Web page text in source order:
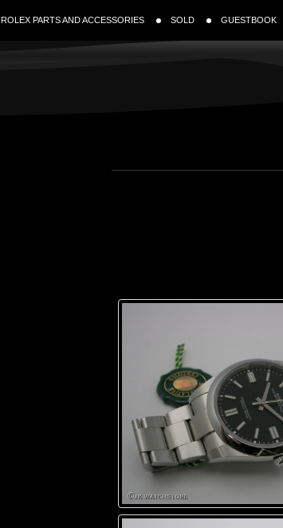
ROLEX PARTS AND ACCESSORIES SOLD GUESTBOOK